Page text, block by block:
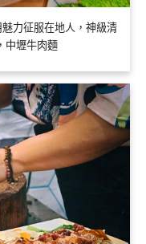
力征服在地人，神級清
中壢牛肉麵